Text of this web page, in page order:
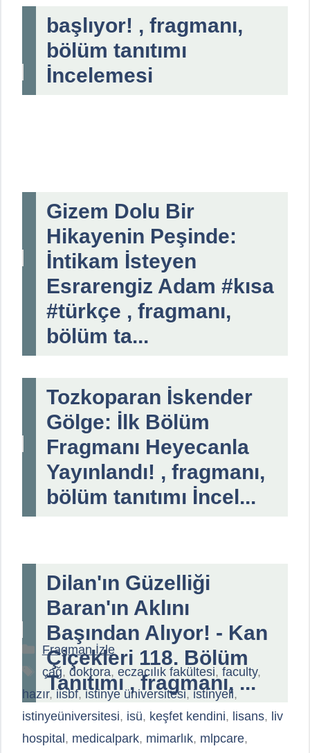
başlıyor! , fragmanı,
bölüm tanıtımı
İncelemesi
Gizem Dolu Bir
Hikayenin Peşinde:
İntikam İsteyen
Esrarengiz Adam #kısa
#türkçe , fragmanı,
bölüm ta...
Tozkoparan İskender
Gölge: İlk Bölüm
Fragmanı Heyecanla
Yayınlandı! , fragmanı,
bölüm tanıtımı İncel...
Dilan'ın Güzelliği
Baran'ın Aklını
Başından Alıyor! - Kan
Çiçekleri 118. Bölüm
Tanıtımı , fragmanı, ...
Kategoriler
Fragman İzle
Etiketler
çağ, doktora, eczacılık fakültesi, faculty,
hazır,iisbf,istinye üniversitesi, istinyeli,
istinyeüniversitesi, isü, keşfet kendini, lisans, liv
hospital , medicalpark, mimarlık, mlpcare,